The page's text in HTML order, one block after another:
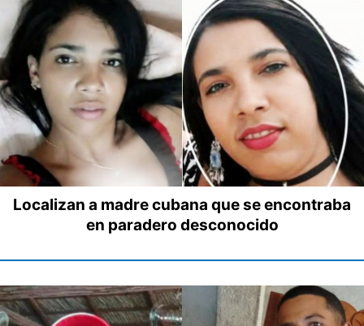
Localizan a madre cubana que se encontraba
en paradero desconocido